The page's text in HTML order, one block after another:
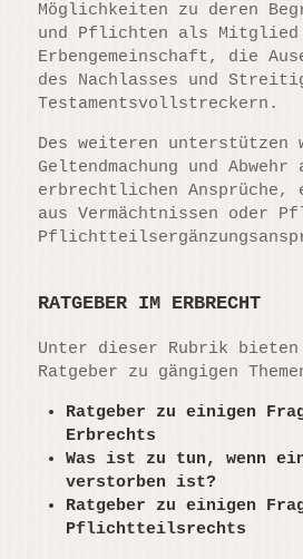
Möglichkeiten zu deren
und Pflichten als Mitglied
Erbengemeinschaft, die
des Nachlasses und
Testamentsvollstreckern.
Des weiteren
Geltendmachung und
erbrechtlichen Ansprüche,
aus Vermächtnissen oder
RATGEBER IM ERBRECHT
Unter dieser Rubrik
Ratgeber zu gängigen
Ratgeber zu einigen
Erbrechts
Was ist zu tun, wenn
verstorben ist?
Ratgeber zu einigen
Pflichtteilsrechts